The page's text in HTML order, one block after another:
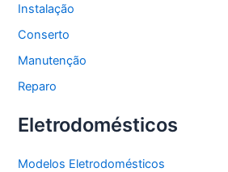
Instalação
Conserto
Manutenção
Reparo
Eletrodomésticos
Modelos Eletrodomésticos